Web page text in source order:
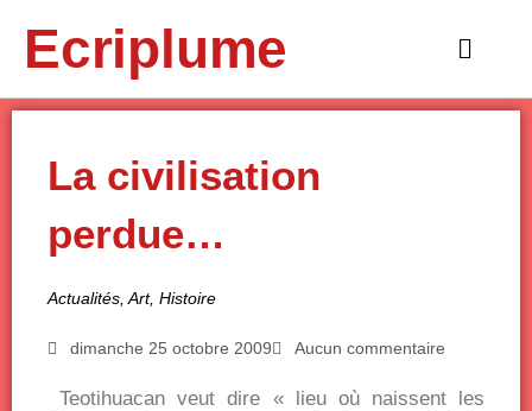
contenuEcriplume
Main
La civilisation
perdue…
Actualités,Art, Histoire
dimanche 25 octobre 2009 Aucun commentaire
Teotihuacan veut dire « lieu où naissent les